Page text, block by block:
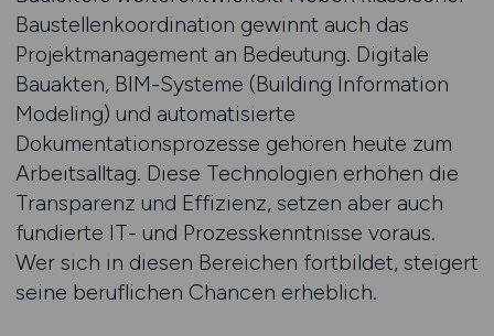
Baustellenkoordination gewinnt auch das
Projektmanagement an Bedeutung. Digitale
Bauakten, BIM-Systeme (Building Information
Modeling) und automatisierte
Dokumentationsprozesse gehören heute zum
Arbeitsalltag. Diese Technologien erhöhen die
Transparenz und Effizienz, setzen aber auch
fundierte IT- und Prozesskenntnisse voraus.
Wer sich in diesen Bereichen fortbildet, steigert
seine beruflichen Chancen erheblich.